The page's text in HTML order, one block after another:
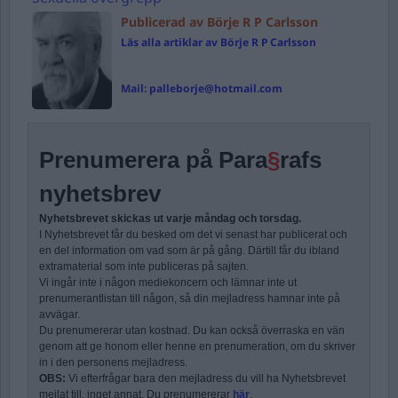
Publicerad av Börje R P Carlsson
Läs alla artiklar av Börje R P Carlsson
Mail: palleborje@hotmail.com
Prenumerera på Para§rafs
nyhetsbrev
Nyhetsbrevet skickas ut varje måndag och torsdag.
I Nyhetsbrevet får du besked om det vi senast har publicerat och
en del information om vad som är på gång. Därtill får du ibland
extramaterial som inte publiceras på sajten.
Vi ingår inte i någon mediekoncern och lämnar inte ut
prenumerantlistan till någon, så din mejladress hamnar inte på
avvägar.
Du prenumererar utan kostnad. Du kan också överraska en vän
genom att ge honom eller henne en prenumeration, om du skriver
in i den personens mejladress.
OBS: Vi efterfrågar bara den mejladress du vill ha Nyhetsbrevet
mejlat till, inget annat. Du prenumererar här